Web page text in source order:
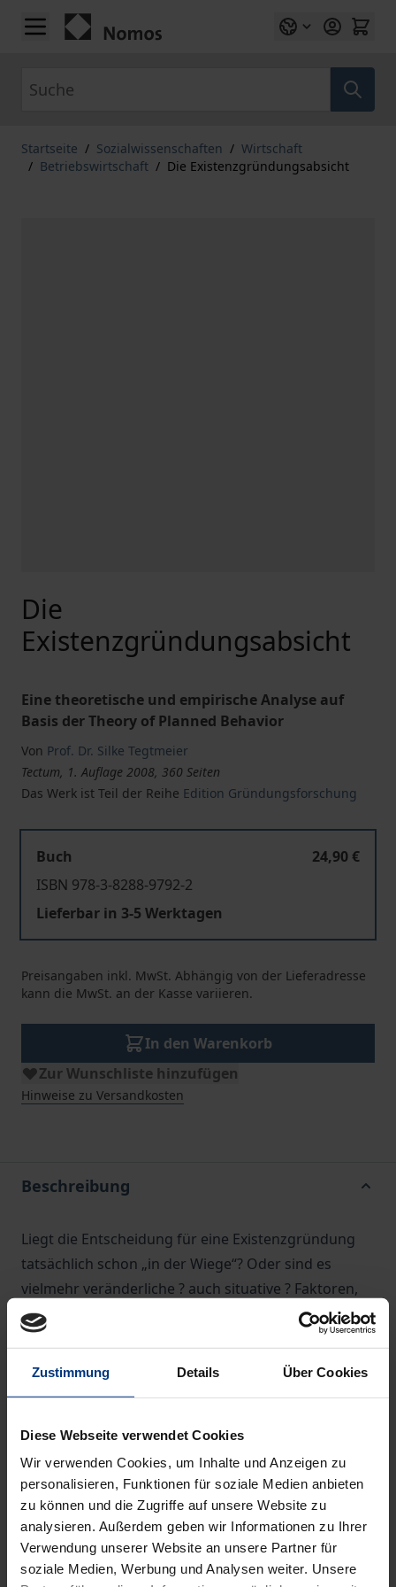
Zustimmung Details Über Cookies
Diese Webseite verwendet Cookies
Wir verwenden Cookies, um Inhalte und Anzeigen zu
personalisieren, Funktionen für soziale Medien anbieten
zu können und die Zugriffe auf unsere Website zu
analysieren. Außerdem geben wir Informationen zu Ihrer
Verwendung unserer Website an unsere Partner für
soziale Medien, Werbung und Analysen weiter. Unsere
Zum Inhalt springen
Startseite / Sozialwissenschaften / Wirtschaft
/ Betriebswirtschaft / Die Existenzgründungsabsicht
Die
Existenzgründungsabsicht
Eine theoretische und empirische Analyse auf
Basis der Theory of Planned Behavior
Von Prof. Dr. Silke Tegtmeier
Tectum, 1. Auflage 2008, 360 Seiten
Das Werk ist Teil der Reihe Edition Gründungsforschung
Buch
24,90 €
ISBN 978-3-8288-9792-2
Lieferbar in 3-5 Werktagen
Preisangaben inkl. MwSt. Abhängig von der Lieferadresse
kann die MwSt. an der Kasse variieren.
In den Warenkorb
Zur Wunschliste hinzufügen
Hinweise zu Versandkosten
Beschreibung
Liegt die Entscheidung für eine Existenzgründung
tatsächlich schon „in der Wiege“? Oder sind es
vielmehr veränderliche ? auch situative ? Faktoren,
die die Entscheidung, sich selbständig zu machen,
beeinflussen? Silke Tegtmeier geht in diesem dritten
Band der Edition Gründungsforschung der Frage
Studierenden und Meisterschülern zeigt sie, dass
Gründungsabsichten durch persönliche Einstellung,
sozialen Druck und wahrgenommene
Verhaltenskontrolle beeinflusst werden und nicht
etwa durch das Vorhandensein bestimmter
Persönlichkeitseigenschaften genetisch bedingt